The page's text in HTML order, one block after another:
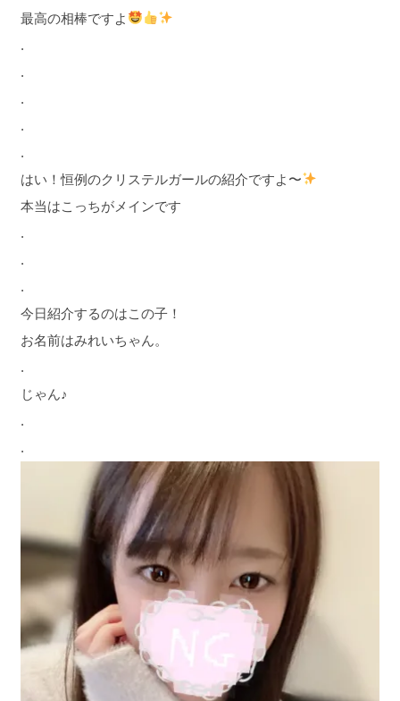
最高の相棒ですよ
.
.
.
.
.
はい！恒例のクリステルガールの紹介ですよ〜
本当はこっちがメインです
.
.
.
今日紹介するのはこの子！
お名前はみれいちゃん。
.
じゃん♪
.
.